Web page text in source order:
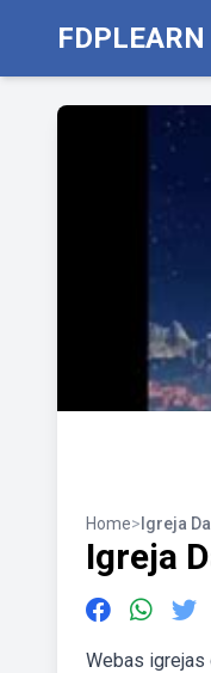
FDPLEARN
Home> Igreja
Igreja
Webas igrejas